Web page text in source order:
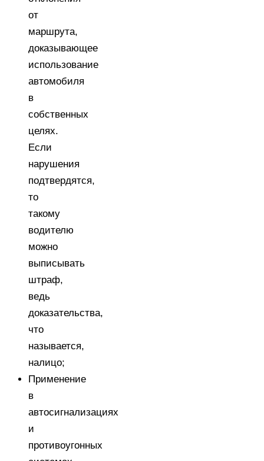
от
маршрута,
доказывающее
использование
автомобиля
в
собственных
целях.
Если
нарушения
подтвердятся,
то
такому
водителю
можно
выписывать
штраф,
ведь
доказательства,
что
называется,
налицо;
Применение
в
автосигнализациях
и
противоугонных